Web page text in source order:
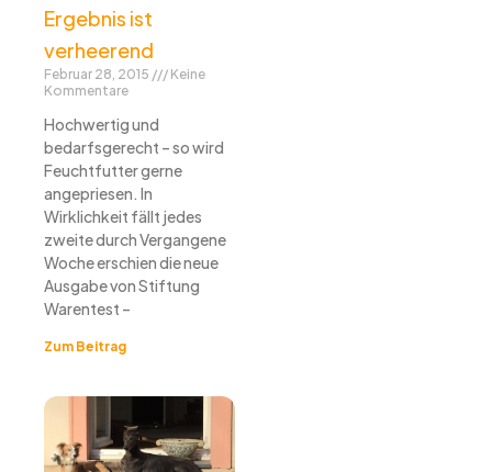
Ergebnis ist
verheerend
Februar 28, 2015
Keine
Kommentare
Hochwertig und
bedarfsgerecht – so wird
Feuchtfutter gerne
angepriesen. In
Wirklichkeit fällt jedes
zweite durch Vergangene
Woche erschien die neue
Ausgabe von Stiftung
Warentest –
Zum Beitrag